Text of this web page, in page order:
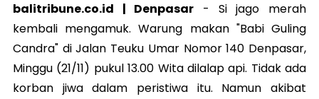
balitribune.co.id | Denpasar - Si jago merah
kembali mengamuk. Warung makan "Babi Guling
Candra" di Jalan Teuku Umar Nomor 140 Denpasar,
Minggu (21/11) pukul 13.00 Wita dilalap api. Tidak ada
korban jiwa dalam peristiwa itu. Namun akibat